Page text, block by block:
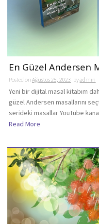
En Güzel Andersen
Posted on Ağustos 25, 2023 byadmin
Yeni bir dijital masal kitabım
güzel Andersen masallarını
serideki masallar YouTube
Read More